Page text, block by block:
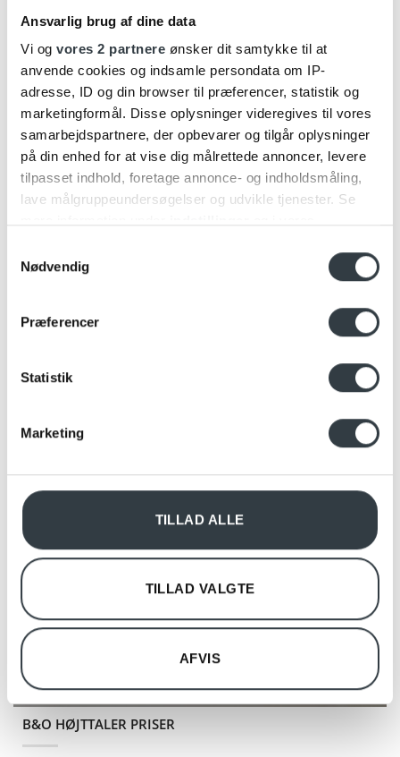
Ansvarlig brug af dine data
Vi og vores 2 partnere ønsker dit samtykke til at
anvende cookies og indsamle persondata om IP-
adresse, ID og din browser til præferencer, statistik og
marketingformål. Disse oplysninger videregives til vores
samarbejdspartnere, der opbevarer og tilgår oplysninger
på din enhed for at vise dig målrettede annoncer, levere
tilpasset indhold, foretage annonce- og indholdsmåling,
lave målgruppeundersøgelser og udvikle tjenester. Se
tilbage eller ændre indstillinger fra vores
"Cookiedeklaration", eller ved at trykke på "Privacy
at analysere vores trafik. Vi deler også oplysninger om
for sociale medier, annonceringspartnere og
analysepartnere. Vores partnere kan kombinere disse
data med andre oplysninger, du har givet dem, eller som
de har indsamlet fra din brug af deres tjenester.
Nødvendig
Præferencer
Statistik
Marketing
TILLAD ALLE
TILLAD VALGTE
AFVIS
Få et hurtigt overblik over priserne på vores Bang & Olufsen
stuen, køkkenet eller soveværelset, har vi det du lige står og
mangler. Få knivskarpe billeder, fantastisk lyd og lækkert
Se alle TV priser
B&O HØJTTALER PRISER